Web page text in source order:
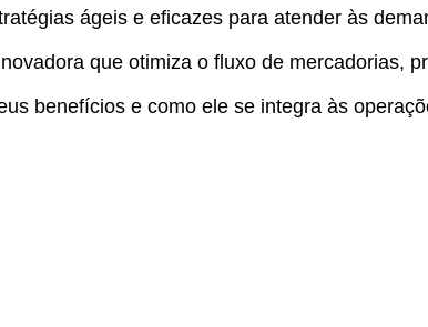
ágeis e eficazes para atender às
que otimiza o fluxo de mercadorias,
benefícios e como ele se integra às